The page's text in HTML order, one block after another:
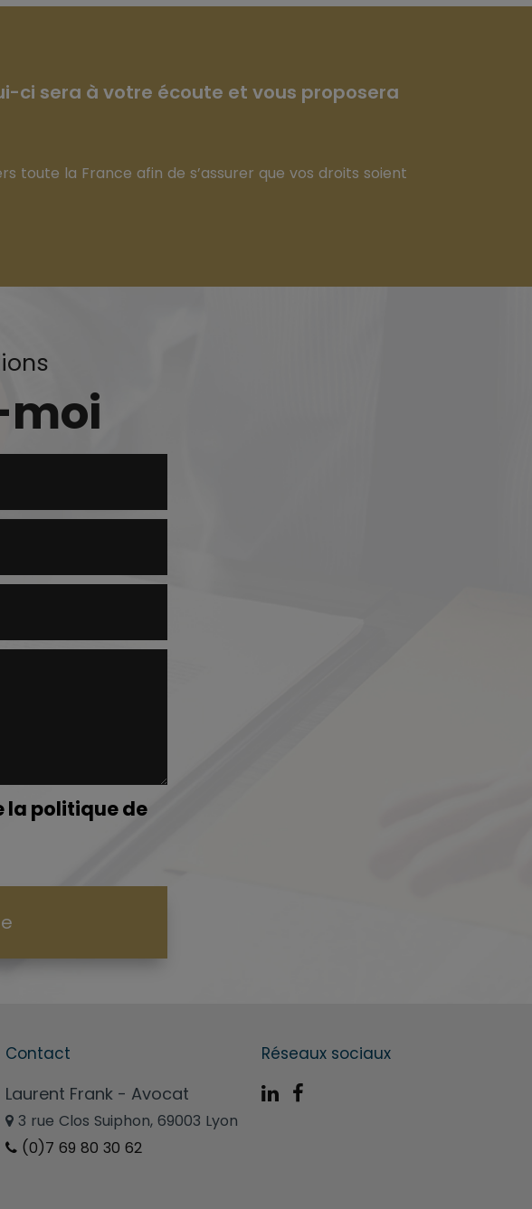
ci sera à votre écoute et vous proposera
toute la France afin de s’assurer que vos droits soient
la politique de
Contact
Laurent Frank - Avocat
3 rue Clos Suiphon, 69003 Lyon
(0)7 69 80 30 62
Réseaux sociaux